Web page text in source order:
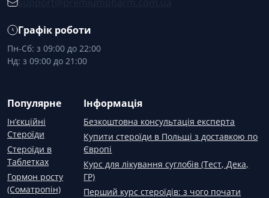
Графік роботи
Пн-Сб: з 09:00 до 22:00
Нд: з 09:00 до 21:00
Популярне
Ін’єкційні
Стероїди
Стероїди в
Таблетках
Гормон росту
(Соматропін)
Інформація
Безкоштовна консультація експерта
Купити стероїди в Польщі з доставкою по
Європі
Курс для лікування суглобів (Тест, Дека,
ГР)
Перший курс стероїдів: з чого почати